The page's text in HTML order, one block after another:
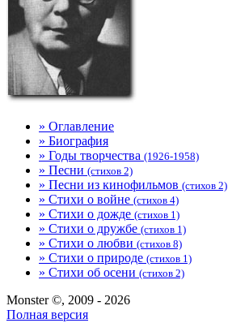
» Оглавление
» Биография
» Годы творчества (1926-1958)
» Песни (стихов 2)
» Песни из кинофильмов (стихов 2)
» Стихи о войне (стихов 4)
» Стихи о дожде (стихов 1)
» Стихи о дружбе (стихов 1)
» Стихи о любви (стихов 8)
» Стихи о природе (стихов 1)
» Стихи об осени (стихов 2)
Monster ©, 2009 - 2026
Полная версия